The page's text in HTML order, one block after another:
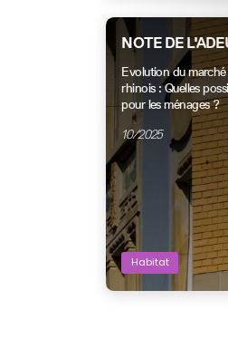
NOTE DE
Evolution du
rhinois : Quelles
pour les ménages ?
10/2025
Habitat